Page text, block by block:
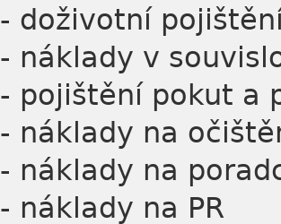
- doživotní
- náklady v
- pojištění pokut a
- náklady na
- náklady na
- náklady na PR